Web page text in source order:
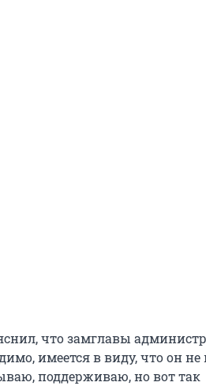
что замглавы
имеется в виду, что он не
поддерживаю, но вот так